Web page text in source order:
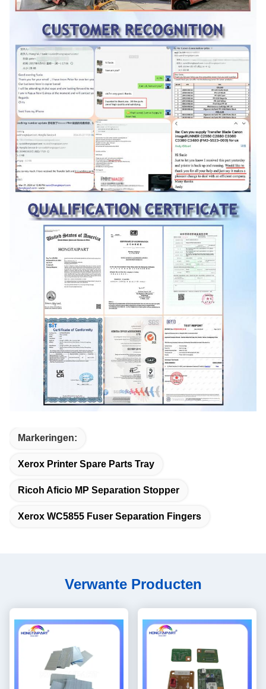
Markeringen:
Xerox Printer Spare Parts Tray
Ricoh Aficio MP Separation Stopper
Xerox WC5855 Fuser Separation Fingers
Verwante Producten